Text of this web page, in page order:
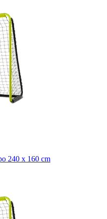
240 x 160 cm